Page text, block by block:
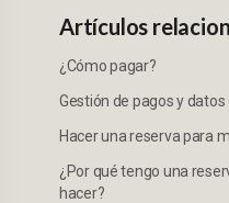
Artículos
¿Cómo pagar?
Gestión de pagos y
Hacer una reserva para
¿Por qué tengo una
hacer?